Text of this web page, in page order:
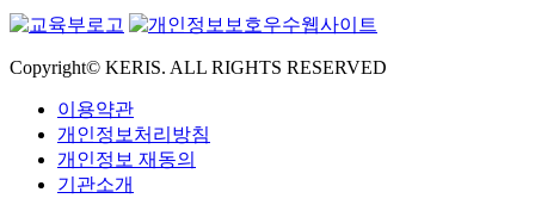
Copyright© KERIS. ALL RIGHTS RESERVED
이용약관
개인정보처리방침
개인정보 재동의
기관소개